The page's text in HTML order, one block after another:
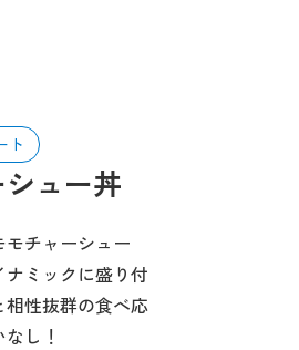
ト
ュー丼
チャーシュー
ミックに盛り付
性抜群の食べ応
し！